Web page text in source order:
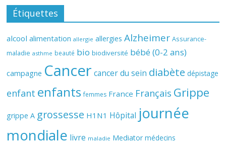
Étiquettes
alcool alimentation allergie allergies Alzheimer Assurance-
maladie asthme beauté bio biodiversité bébé (0-2 ans)
campagne Cancer cancer du sein diabète dépistage
enfant enfants femmes France Français Grippe
grippe A grossesse H1N1 Hôpital journée
mondiale livre maladie Mediator médecins